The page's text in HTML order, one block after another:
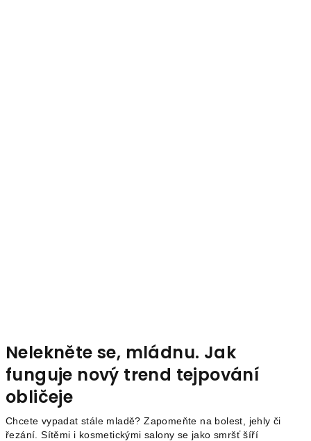
Nelekněte se, mládnu. Jak
funguje nový trend tejpování
obličeje
Chcete vypadat stále mladě? Zapomeňte na bolest, jehly či
řezání. Sítěmi i kosmetickými salony se jako smršť šíří